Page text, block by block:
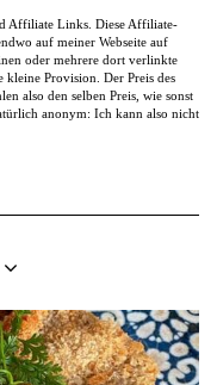
Affiliate Links. Diese Affiliate-
auf meiner Webseite auf
oder mehrere dort verlinkte
Provision. Der Preis des
also den selben Preis, wie sonst
anonym: Ich kann also nicht